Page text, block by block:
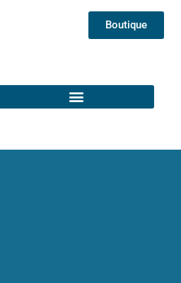
Boutique